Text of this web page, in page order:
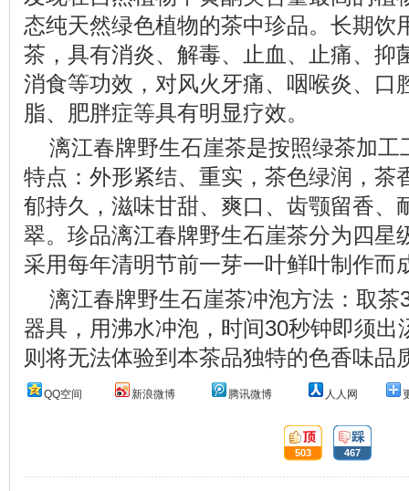
态纯天然绿色植物的茶中珍品。长期饮
茶，具有消炎、解毒、止血、止痛、抑
消食等功效，对风火牙痛、咽喉炎、口
脂、肥胖症等具有明显疗效。
漓江春牌野生石崖茶是按照绿茶加
特点：外形紧结、重实，茶色绿润，茶
郁持久，滋味甘甜、爽口、齿颚留香、
翠。珍品漓江春牌野生石崖茶分为四星
采用每年清明节前一芽一叶鲜叶制作而
漓江春牌野生石崖茶冲泡方法：取
器具，用沸水冲泡，时间30秒钟即须出
则将无法体验到本茶品独特的色香味品
QQ空间 新浪微博 腾讯微博 人人网
顶:
503
踩:
467